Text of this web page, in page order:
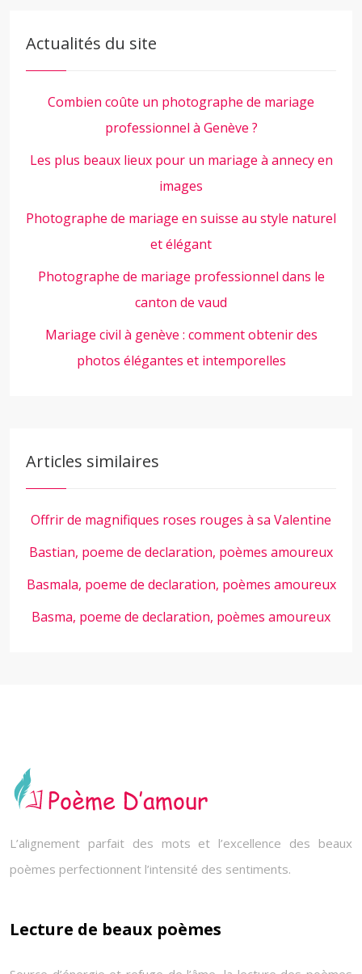
Actualités du site
Combien coûte un photographe de mariage
professionnel à Genève ?
Les plus beaux lieux pour un mariage à annecy en
images
Photographe de mariage en suisse au style naturel
et élégant
Photographe de mariage professionnel dans le
canton de vaud
Mariage civil à genève : comment obtenir des
photos élégantes et intemporelles
Articles similaires
Offrir de magnifiques roses rouges à sa Valentine
Bastian, poeme de declaration, poèmes amoureux
Basmala, poeme de declaration, poèmes amoureux
Basma, poeme de declaration, poèmes amoureux
L’alignement parfait des mots et l’excellence des beaux
poèmes perfectionnent l’intensité des sentiments.
Lecture de beaux poèmes